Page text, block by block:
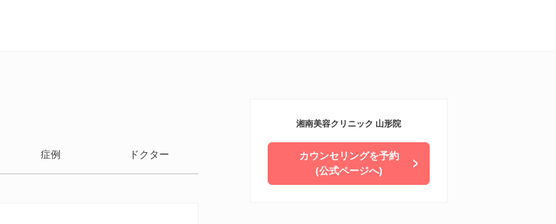
症例 ドクター
湘南美容クリニック 山形院
カウンセリングを予約
(公式ページへ)